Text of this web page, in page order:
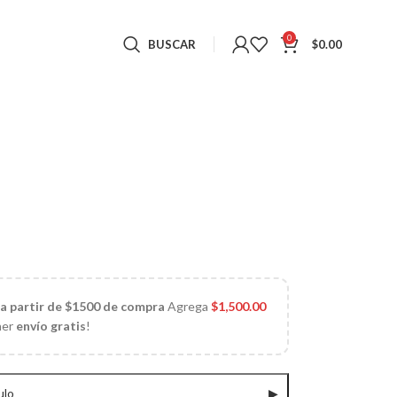
BUSCAR 0 $0.00
partir de $1500 de compra Agrega$1,500.00
envío gratis!
▶